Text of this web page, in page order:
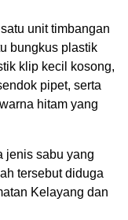
unit timbangan
bungkus plastik
klip kecil kosong,
pipet, serta
hitam yang
jenis sabu yang
tersebut diduga
Kelayang dan